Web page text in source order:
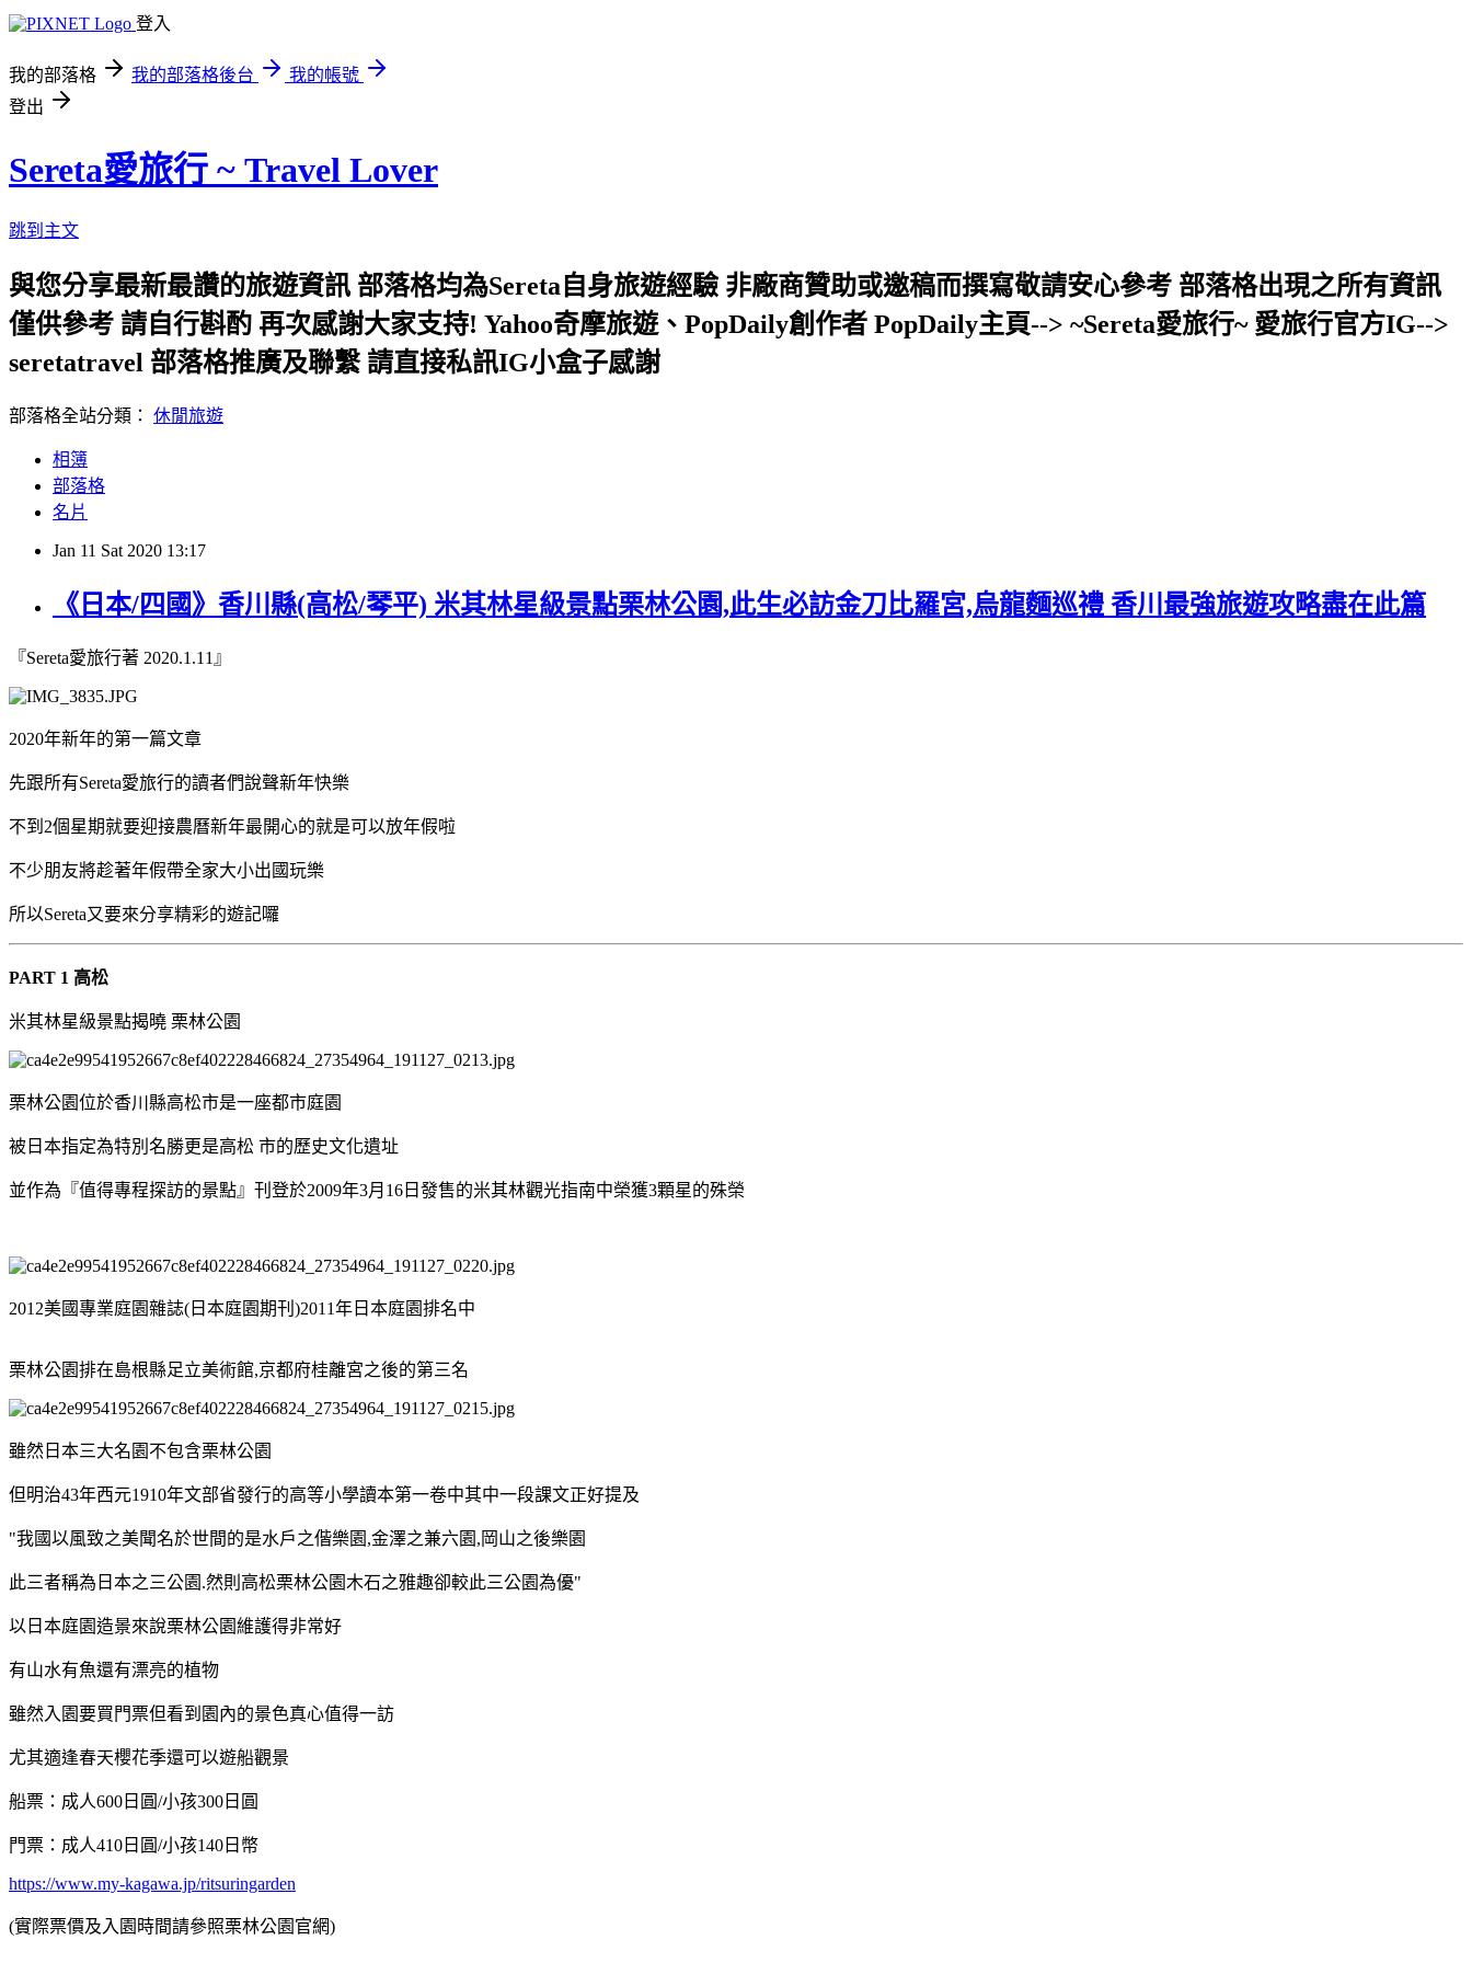
登入
我的部落格 我的部落格後台
我的帳號
登出
Sereta愛旅行 ~ Travel Lover
跳到主文
與您分享最新最讚的旅遊資訊 部落格均為Sereta自身旅遊經驗 非廠商贊助或邀稿而撰寫敬請安心參考 部落格出現之所有資訊
僅供參考 請自行斟酌 再次感謝大家支持! Yahoo奇摩旅遊、PopDaily創作者 PopDaily主頁--> ~Sereta愛旅行~ 愛旅行官方IG-->
seretatravel 部落格推廣及聯繫 請直接私訊IG小盒子感謝
部落格全站分類： 休閒旅遊
相簿
部落格
名片
Jan 11 Sat 2020 13:17
《日本/四國》香川縣(高松/琴平) 米其林星級景點栗林公園,此生必訪金刀比羅宮,烏龍麵巡禮 香川最強旅遊攻略盡在此篇
『Sereta愛旅行著 2020.1.11』
2020年新年的第一篇文章
先跟所有Sereta愛旅行的讀者們說聲新年快樂
不到2個星期就要迎接農曆新年最開心的就是可以放年假啦
不少朋友將趁著年假帶全家大小出國玩樂
所以Sereta又要來分享精彩的遊記囉
PART 1 高松
米其林星級景點揭曉 栗林公園
栗林公園位於香川縣高松市是一座都市庭園
被日本指定為特別名勝更是高松 市的歷史文化遺址
並作為『值得專程探訪的景點』刊登於2009年3月16日發售的米其林觀光指南中榮獲3顆星的殊榮
2012美國專業庭園雜誌(日本庭園期刊)2011年日本庭園排名中
栗林公園排在島根縣足立美術館,京都府桂離宮之後的第三名
雖然日本三大名園不包含栗林公園
但明治43年西元1910年文部省發行的高等小學讀本第一卷中其中一段課文正好提及
"我國以風致之美聞名於世間的是水戶之偕樂園,金澤之兼六園,岡山之後樂園
此三者稱為日本之三公園.然則高松栗林公園木石之雅趣卻較此三公園為優"
以日本庭園造景來說栗林公園維護得非常好
有山水有魚還有漂亮的植物
雖然入園要買門票但看到園內的景色真心值得一訪
尤其適逢春天櫻花季還可以遊船觀景
船票：成人600日圓/小孩300日圓
門票：成人410日圓/小孩140日幣
https://www.my-kagawa.jp/ritsuringarden
(實際票價及入園時間請參照栗林公園官網)